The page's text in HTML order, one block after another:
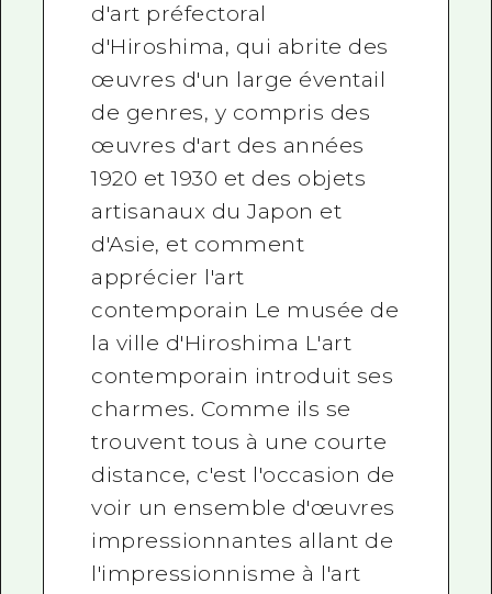
d'art préfectoral
d'Hiroshima, qui abrite des
œuvres d'un large éventail
de genres, y compris des
œuvres d'art des années
1920 et 1930 et des objets
artisanaux du Japon et
d'Asie, et comment
apprécier l'art
contemporain Le musée de
la ville d'Hiroshima L'art
contemporain introduit ses
charmes. Comme ils se
trouvent tous à une courte
distance, c'est l'occasion de
voir un ensemble d'œuvres
impressionnantes allant de
l'impressionnisme à l'art